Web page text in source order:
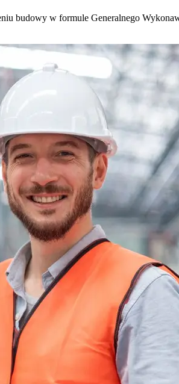
budowy w formule Generalnego